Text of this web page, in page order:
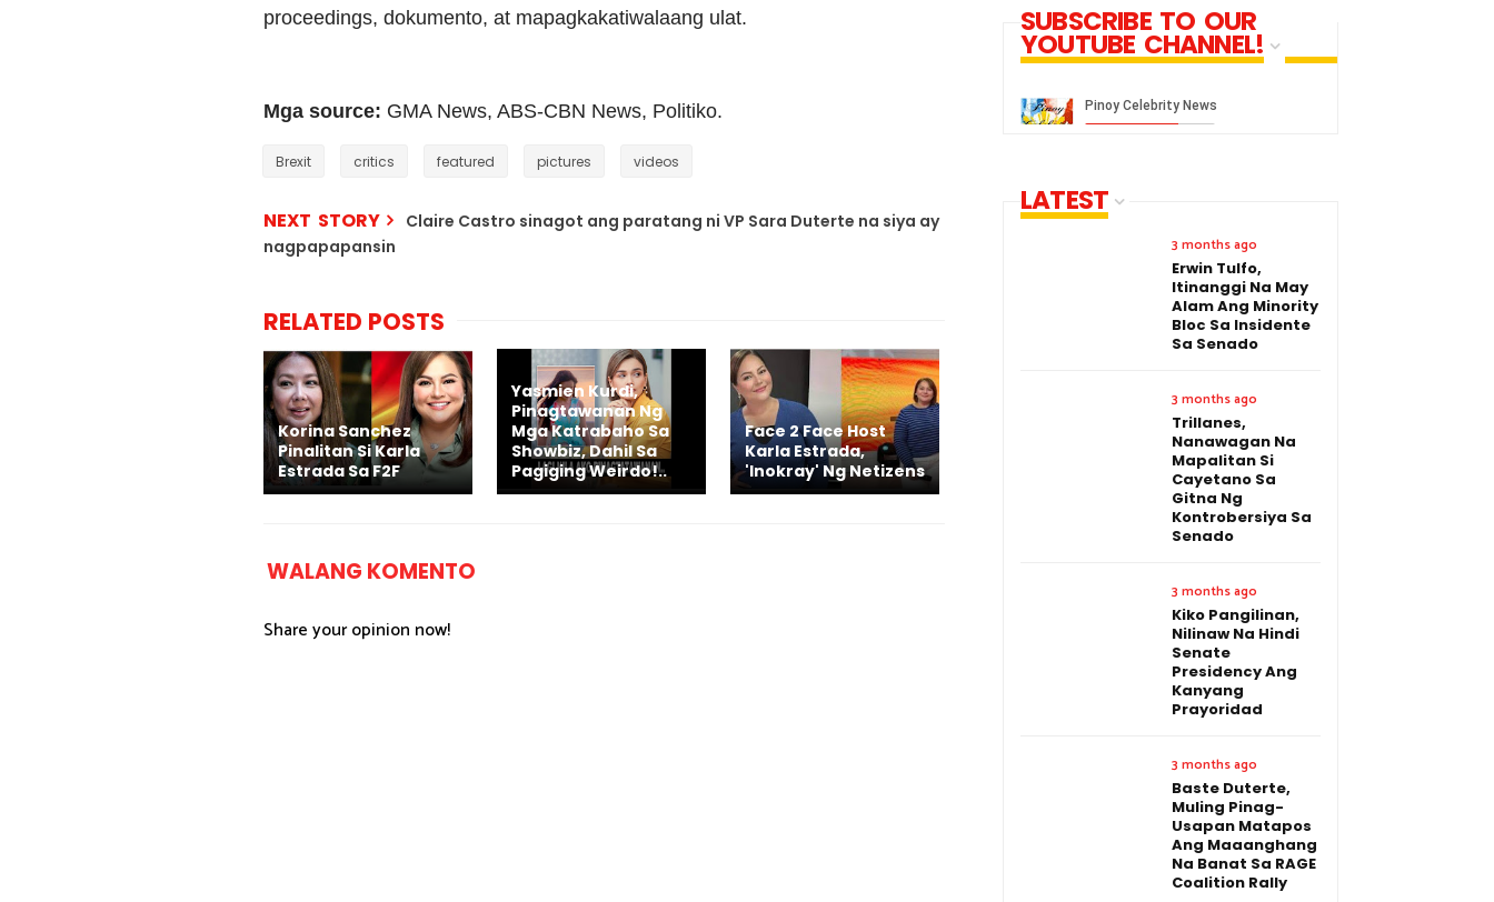
proceedings, dokumento, at mapagkakatiwalaang ulat.
Mga source: GMA News, ABS-CBN News, Politiko.
Brexit critics featured pictures videos
NEXT STORY
Claire Castro sinagot ang paratang ni VP Sara Duterte na siya ay
nagpapapansin
RELATED POSTS
Korina Sanchez
Pinalitan Si Karla
Estrada Sa F2F
Yasmien Kurdi,
Pinagtawanan Ng
Mga Katrabaho Sa
Showbiz, Dahil Sa
Pagiging Weirdo!..
Face 2 Face Host
Karla Estrada,
'Inokray' Ng Netizens
WALANG KOMENTO
Share your opinion now!
SUBSCRIBE TO OUR
YOUTUBE CHANNEL!
LATEST
3 months ago
Erwin Tulfo,
Itinanggi Na May
Alam Ang Minority
Bloc Sa Insidente
Sa Senado
3 months ago
Trillanes,
Nanawagan Na
Mapalitan Si
Cayetano Sa
Gitna Ng
Kontrobersiya Sa
Senado
3 months ago
Kiko Pangilinan,
Nilinaw Na Hindi
Senate
Presidency Ang
Kanyang
Prayoridad
3 months ago
Baste Duterte,
Muling Pinag-
Usapan Matapos
Ang Maaanghang
Na Banat Sa RAGE
Coalition Rally